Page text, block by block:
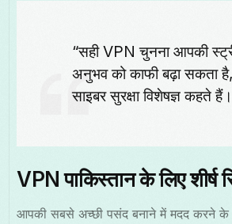
“सही VPN चुनना आपकी
अनुभव को काफी बढ़ा सकता
साइबर सुरक्षा विशेषज्ञ कहते हैं।
VPN पाकिस्तान के लिए शीर्ष
आपकी सबसे अच्छी पसंद बनाने में मदद करने के